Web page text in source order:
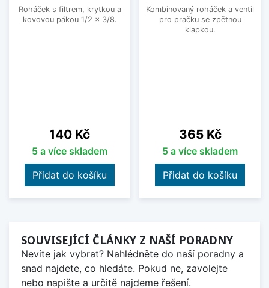
Roháček s filtrem, krytkou a
kovovou pákou 1/2 x 3/8.
Cena
140 Kč
5 a více skladem
Přidat do košíku
Kombinovaný roháček a ventil
pro pračku se zpětnou
klapkou.
Cena
365 Kč
5 a více skladem
Přidat do košíku
SOUVISEJÍCÍ ČLÁNKY Z NAŠÍ PORADNY
Nevíte jak vybrat? Nahlédněte do naší poradny a
snad najdete, co hledáte. Pokud ne, zavolejte
nebo napište a určitě najdeme řešení.